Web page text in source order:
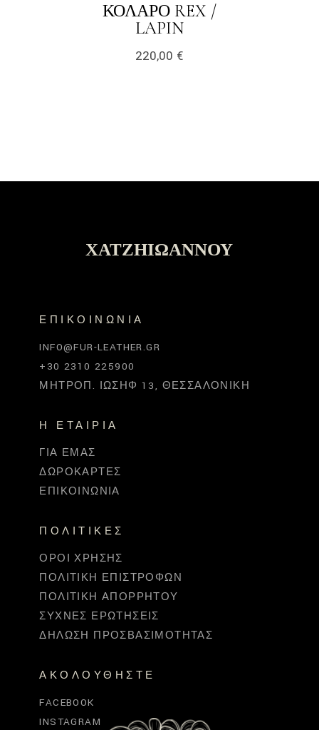
ΚΟΛΆΡΟ REX /
LAPINLINK
220,00 €
ΧΑΤΖΗΙΩΆΝΝΟΥ
ΕΠΙΚΟΙΝΩΝΊΑ
INFO@FUR-LEATHER.GR
+30 2310 225900
ΜΗΤΡΟΠ. ΙΩΣΉΦ 13, ΘΕΣΣΑΛΟΝΊΚΗ
Η ΕΤΑΙΡΊΑ
ΓΙΑ ΕΜΆΣ
ΔΩΡΟΚΆΡΤΕΣ
ΕΠΙΚΟΙΝΩΝΊΑ
ΠΟΛΙΤΙΚΈΣ
ΌΡΟΙ ΧΡΉΣΗΣ
ΠΟΛΙΤΙΚΉ ΕΠΙΣΤΡΟΦΏΝ
ΠΟΛΙΤΙΚΉ ΑΠΟΡΡΉΤΟΥ
ΣΥΧΝΈΣ ΕΡΩΤΉΣΕΙΣ
ΔΉΛΩΣΗ ΠΡΟΣΒΑΣΙΜΌΤΗΤΑΣ
ΑΚΟΛΟΥΘΉΣΤΕ
FACEBOOK
INSTAGRAM